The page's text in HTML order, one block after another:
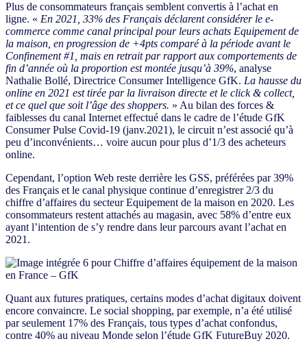
Plus de consommateurs français semblent convertis à l’achat en
ligne. « En 2021, 33% des Français déclarent considérer le e-
commerce comme canal principal pour leurs achats Equipement de
la maison, en progression de +4pts comparé à la période avant le
Confinement #1, mais en retrait par rapport aux comportements de
fin d’année où la proportion est montée jusqu’à 39%, analyse
Nathalie Bollé, Directrice Consumer Intelligence GfK. La hausse du
online en 2021 est tirée par la livraison directe et le click & collect,
et ce quel que soit l’âge des shoppers. » Au bilan des forces &
faiblesses du canal Internet effectué dans le cadre de l’étude GfK
Consumer Pulse Covid-19 (janv.2021), le circuit n’est associé qu’à
peu d’inconvénients… voire aucun pour plus d’1/3 des acheteurs
online.
Cependant, l’option Web reste derrière les GSS, préférées par 39%
des Français et le canal physique continue d’enregistrer 2/3 du
chiffre d’affaires du secteur Equipement de la maison en 2020. Les
consommateurs restent attachés au magasin, avec 58% d’entre eux
ayant l’intention de s’y rendre dans leur parcours avant l’achat en
2021.
Quant aux futures pratiques, certains modes d’achat digitaux doivent
encore convaincre. Le social shopping, par exemple, n’a été utilisé
par seulement 17% des Français, tous types d’achat confondus,
contre 40% au niveau Monde selon l’étude GfK FutureBuy 2020.